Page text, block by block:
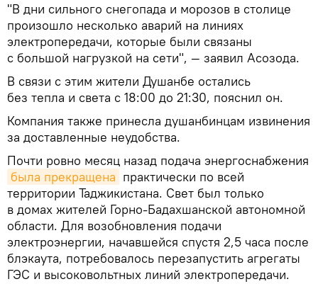
"В дни сильного снегопада и морозов в столице
произошло несколько аварий на линиях
электропередачи, которые были связаны
с большой нагрузкой на сети", — заявил Асозода.
В связи с этим жители Душанбе остались
без тепла и света с 18:00 до 21:30, пояснил он.
Компания также принесла душанбинцам извинения
за доставленные неудобства.
Почти ровно месяц назад подача энергоснабжения
была прекращена практически по всей
территории Таджикистана. Свет был только
в домах жителей Горно-Бадахшанской автономной
области. Для возобновления подачи
электроэнергии, начавшейся спустя 2,5 часа после
блэкаута, потребовалось перезапустить агрегаты
ГЭС и высоковольтных линий электропередачи.